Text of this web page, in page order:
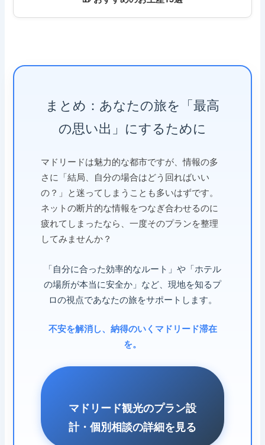
まとめ：あなたの旅を「最高
の思い出」にするために
マドリードは魅力的な都市ですが、情報の多
さに「結局、自分の場合はどう回ればいい
の？」と迷ってしまうことも多いはずです。
ネットの断片的な情報をつなぎ合わせるのに
疲れてしまったなら、一度そのプランを整理
してみませんか？
「自分に合った効率的なルート」や「ホテル
の場所が本当に安全か」など、現地を知るプ
ロの視点であなたの旅をサポートします。
不安を解消し、納得のいくマドリード滞在
を。
マドリード観光のプラン設
計・個別相談の詳細を見る